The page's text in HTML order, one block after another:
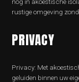
rustige omgeving
PRIVACY
Privacy: Met
geluiden binnen uw